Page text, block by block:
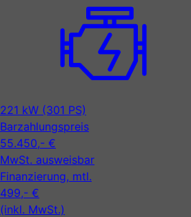
221 kW (301 PS)
Barzahlungspreis
55.450,- €
MwSt. ausweisbar
Finanzierung, mtl.
499,- €
(inkl. MwSt.)